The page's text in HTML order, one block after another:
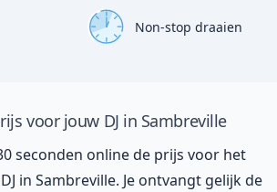
Non-stop draaien
voor jouw DJ in Sambreville
seconden online de prijs voor het
in Sambreville. Je ontvangt gelijk de